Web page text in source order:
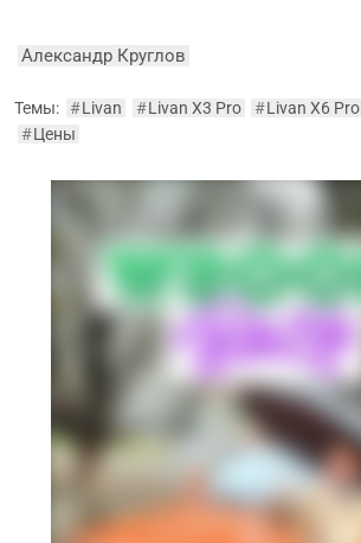
Александр Круглов
Темы: #Livan #Livan X3 Pro #Livan X6 Pro
#Цены